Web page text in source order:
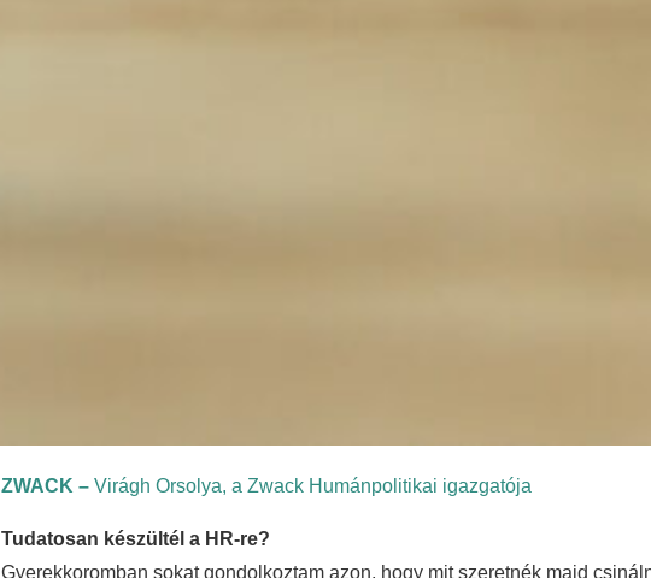
ZWACK – Virágh Orsolya, a Zwack Humánpolitikai igazgatója
Tudatosan készültél a HR-re?
Gyerekkoromban sokat gondolkoztam azon, hogy mit szeretnék majd